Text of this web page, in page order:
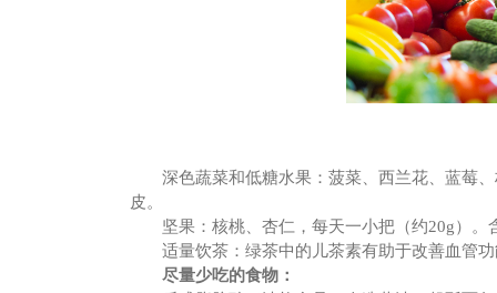
深色蔬菜和低糖水果：菠菜、西兰花、蓝莓
皮。
坚果：核桃、杏仁，每天一小把（约20g）。
适量饮茶：绿茶中的儿茶素有助于改善血管
尽量少吃的食物：